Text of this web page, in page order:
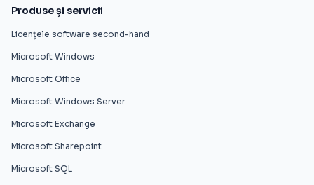
Produse și servicii
Licențele software second-hand
Microsoft Windows
Microsoft Office
Microsoft Windows Server
Microsoft Exchange
Microsoft Sharepoint
Microsoft SQL